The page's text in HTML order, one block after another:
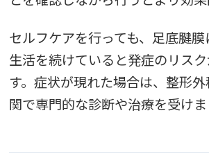
セルフケアを行っても、足底腱
生活を続けていると発症のリス
す。症状が現れた場合は、整形
関で専門的な診断や治療を受けま